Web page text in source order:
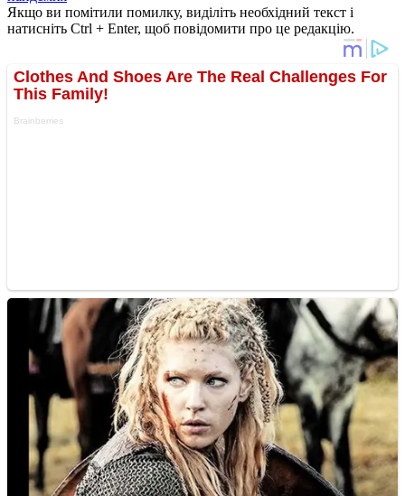
Якщо ви помітили помилку, виділіть необхідний текст і
натисніть Ctrl + Enter, щоб повідомити про це редакцію.